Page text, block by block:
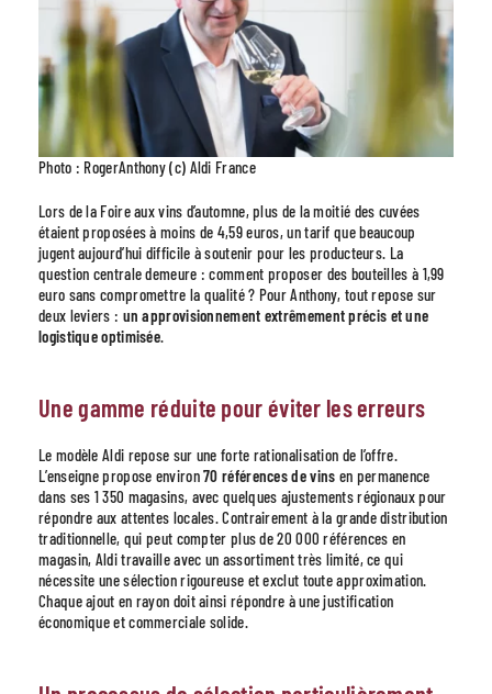
Photo : RogerAnthony (c) Aldi France
Lors de la Foire aux vins d’automne, plus de la moitié des cuvées
étaient proposées à moins de 4,59 euros, un tarif que beaucoup
jugent aujourd’hui difficile à soutenir pour les producteurs. La
question centrale demeure : comment proposer des bouteilles à 1,99
euro sans compromettre la qualité ? Pour Anthony, tout repose sur
deux leviers : un approvisionnement extrêmement précis et une
logistique optimisée.
Une gamme réduite pour éviter les erreurs
Le modèle Aldi repose sur une forte rationalisation de l’offre.
L’enseigne propose environ70 références de vins en permanence
dans ses 1 350 magasins, avec quelques ajustements régionaux pour
répondre aux attentes locales. Contrairement à la grande distribution
traditionnelle, qui peut compter plus de 20 000 références en
magasin, Aldi travaille avec un assortiment très limité, ce qui
nécessite une sélection rigoureuse et exclut toute approximation.
Chaque ajout en rayon doit ainsi répondre à une justification
économique et commerciale solide.